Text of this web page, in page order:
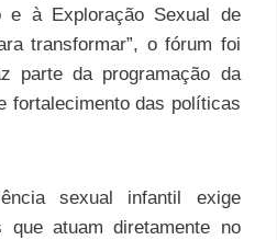
e à Exploração Sexual de
transformar”, o fórum foi
parte da programação da
fortalecimento das políticas
sexual infantil exige
atuam diretamente no